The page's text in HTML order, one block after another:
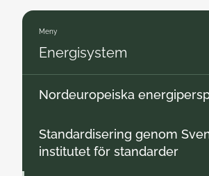
Meny
Energisystem
Nordeuropeiska
Standardisering genom
institutet för standarder